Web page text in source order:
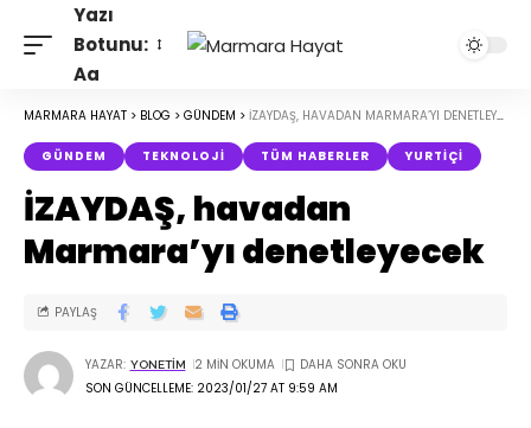
Yazı
Botunu:
Aa
MARMARA HAYAT > BLOG > GÜNDEM > İZAYDAŞ, HAVADAN MARMARA’YI DENETLEYECEK
GÜNDEM TEKNOLOJI TÜM HABERLER YURTIÇI
İZAYDAŞ, havadan
Marmara’yı denetleyecek
SON GÜNCELLEME: 2023/01/27 AT 9:59 AM
YAZAR: YONETIM 2 MIN OKUMA
PAYLAŞ